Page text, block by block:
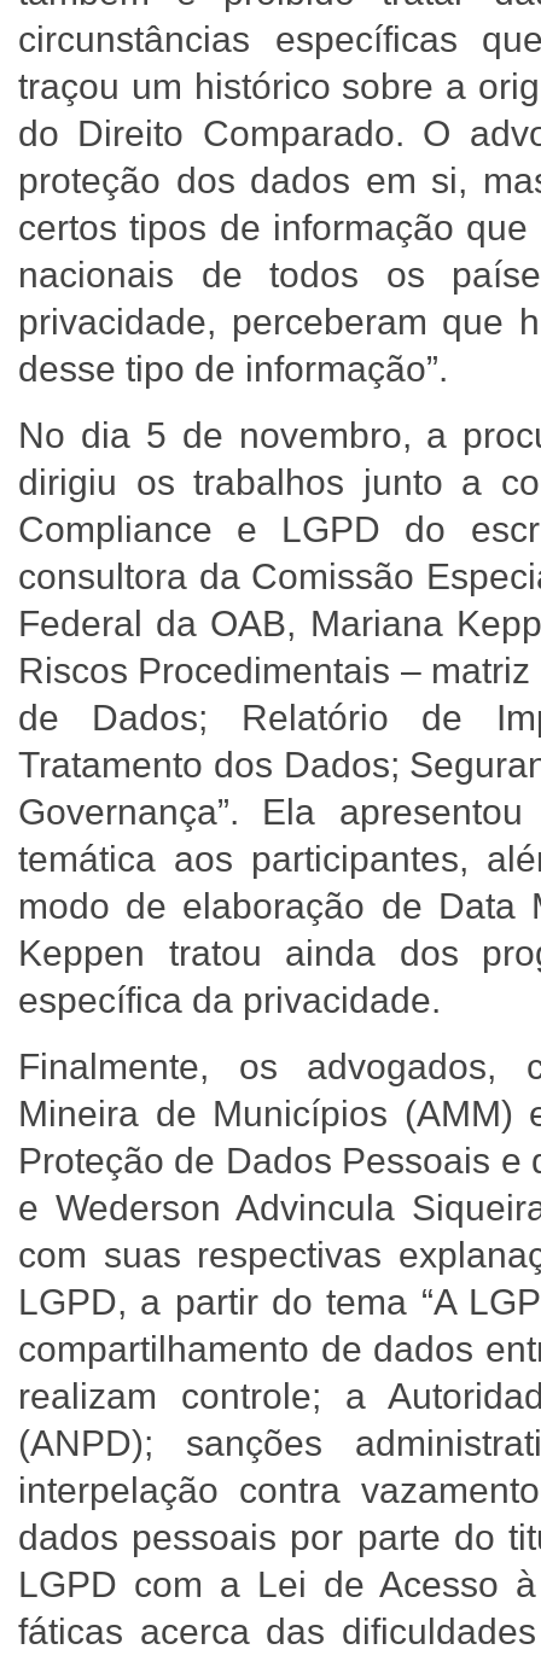
circunstâncias específicas
traçou um histórico sobre a
do Direito Comparado. O
proteção dos dados em si,
certos tipos de informação
nacionais de todos os
privacidade, perceberam que
desse tipo de informação”.
No dia 5 de novembro, a
dirigiu os trabalhos junto a
Compliance e LGPD do
consultora da Comissão
Federal da OAB, Mariana
Riscos Procedimentais –
de Dados; Relatório de
Tratamento dos Dados;
Governança”. Ela
temática aos participantes,
modo de elaboração de Data
Keppen tratou ainda dos
específica da privacidade.
Finalmente, os advogados,
Mineira de Municípios (AMM)
Proteção de Dados Pessoais
e Wederson Advincula
com suas respectivas
LGPD, a partir do tema “A
compartilhamento de dados
realizam controle; a
(ANPD); sanções
interpelação contra
dados pessoais por parte do
LGPD com a Lei de Acesso
fáticas acerca das